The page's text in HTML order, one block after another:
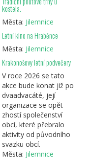
kostela.
Města: Jilemnice
Letní kino na Hraběnce
Města: Jilemnice
Krakonošovy letní podvečery
V roce 2026 se tato
akce bude konat již po
dvaadvacáté, její
organizace se opět
zhostí společenství
obcí, které přebralo
aktivity od původního
svazku obcí.
Města: Jilemnice